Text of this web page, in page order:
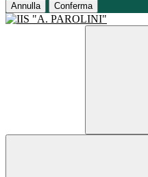
Annulla Conferma